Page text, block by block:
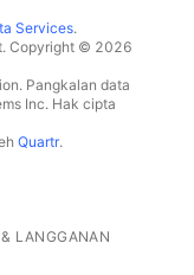
Services.
Copyright © 2026
Pangkalan data
Inc. Hak cipta
Quartr.
LANGGANAN